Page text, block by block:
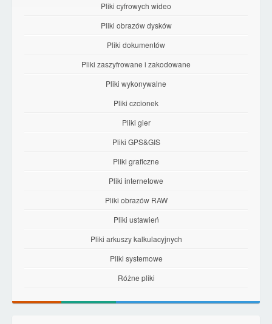
Pliki cyfrowych wideo
Pliki obrazów dysków
Pliki dokumentów
Pliki zaszyfrowane i zakodowane
Pliki wykonywalne
Pliki czcionek
Pliki gier
Pliki GPS&GIS
Pliki graficzne
Pliki internetowe
Pliki obrazów RAW
Pliki ustawień
Pliki arkuszy kalkulacyjnych
Pliki systemowe
Różne pliki